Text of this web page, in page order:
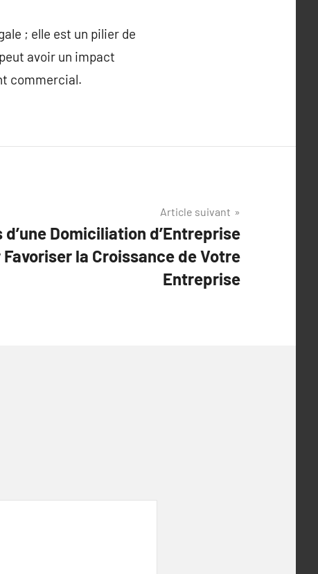
; elle est un pilier de
avoir un impact
commercial.
Article suivant
Domiciliation d’Entreprise
la Croissance de Votre
Entreprise